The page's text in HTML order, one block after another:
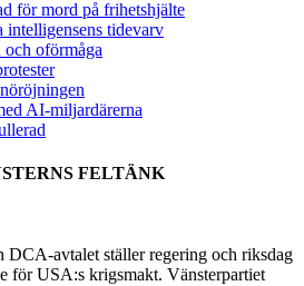
för mord på frihetshjälte
tidevarv
oförmåga
AI-miljardärerna
FELTÄNK
DCA-avtalet ställer regering och riksdag
för USA:s krigsmakt. Vänsterpartiet